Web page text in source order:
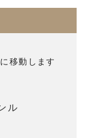
移動します
ル